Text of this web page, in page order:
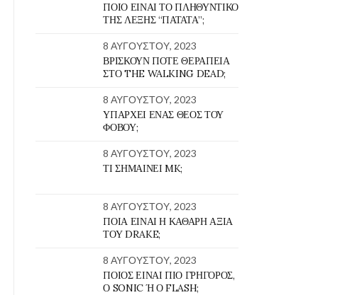
ΠΟΙΟ ΕΊΝΑΙ ΤΟ ΠΛΗΘΥΝΤΙΚΌ
ΤΗΣ ΛΈΞΗΣ “ΠΑΤΆΤΑ”;
8 ΑΥΓΟΎΣΤΟΥ, 2023
ΒΡΊΣΚΟΥΝ ΠΟΤΈ ΘΕΡΑΠΕΊΑ
ΣΤΟ THE WALKING DEAD;
8 ΑΥΓΟΎΣΤΟΥ, 2023
ΥΠΆΡΧΕΙ ΈΝΑΣ ΘΕΌΣ ΤΟΥ
ΦΌΒΟΥ;
8 ΑΥΓΟΎΣΤΟΥ, 2023
ΤΙ ΣΗΜΑΊΝΕΙ MK;
8 ΑΥΓΟΎΣΤΟΥ, 2023
ΠΟΙΑ ΕΊΝΑΙ Η ΚΑΘΑΡΉ ΑΞΊΑ
ΤΟΥ DRAKE;
8 ΑΥΓΟΎΣΤΟΥ, 2023
ΠΟΙΟΣ ΕΊΝΑΙ ΠΙΟ ΓΡΉΓΟΡΟΣ,
Ο SONIC Ή Ο FLASH;